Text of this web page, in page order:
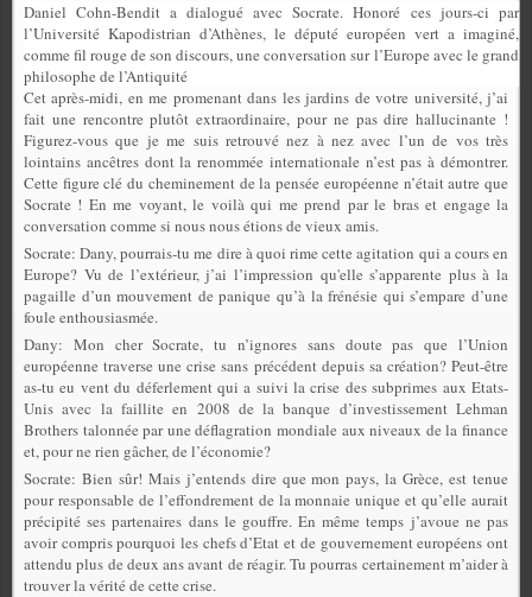
Daniel Cohn-Bendit a dialogué avec Socrate. Honoré ces jours-ci par
l’Université Kapodistrian d’Athènes, le député européen vert a imaginé,
comme fil rouge de son discours, une conversation sur l’Europe avec le grand
philosophe de l’Antiquité
Cet après-midi, en me promenant dans les jardins de votre université, j’ai
fait une rencontre plutôt extraordinaire, pour ne pas dire hallucinante !
Figurez-vous que je me suis retrouvé nez à nez avec l’un de vos très
lointains ancêtres dont la renommée internationale n’est pas à démontrer.
Cette figure clé du cheminement de la pensée européenne n’était autre que
Socrate ! En me voyant, le voilà qui me prend par le bras et engage la
conversation comme si nous nous étions de vieux amis.
Socrate: Dany, pourrais-tu me dire à quoi rime cette agitation qui a cours en
Europe? Vu de l’extérieur, j’ai l’impression qu'elle s’apparente plus à la
pagaille d’un mouvement de panique qu’à la frénésie qui s’empare d’une
foule enthousiasmée.
Dany: Mon cher Socrate, tu n’ignores sans doute pas que l’Union
européenne traverse une crise sans précédent depuis sa création? Peut-être
as-tu eu vent du déferlement qui a suivi la crise des subprimes aux Etats-
Unis avec la faillite en 2008 de la banque d’investissement Lehman
Brothers talonnée par une déflagration mondiale aux niveaux de la finance
et, pour ne rien gâcher, de l’économie?
Socrate: Bien sûr! Mais j’entends dire que mon pays, la Grèce, est tenue
pour responsable de l’effondrement de la monnaie unique et qu’elle aurait
précipité ses partenaires dans le gouffre. En même temps j’avoue ne pas
avoir compris pourquoi les chefs d’Etat et de gouvernement européens ont
attendu plus de deux ans avant de réagir. Tu pourras certainement m’aider à
trouver la vérité de cette crise.